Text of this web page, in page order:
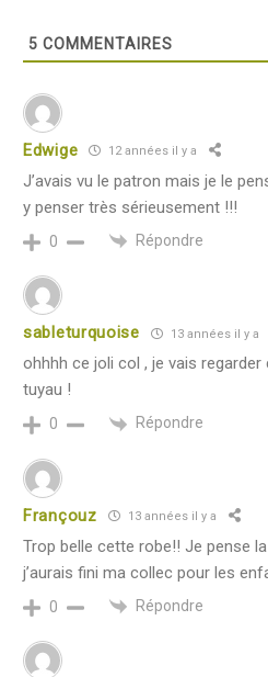
5 COMMENTAIRES
Edwige 12 années il y a
J’avais vu le patron mais je le
y penser très sérieusement !!!
0 Répondre
sableturquoise 13 années il y a
ohhhh ce joli col , je vais
tuyau !
0 Répondre
Françouz 13 années il y a
Trop belle cette robe!! Je pense
j’aurais fini ma collec pour les
0 Répondre